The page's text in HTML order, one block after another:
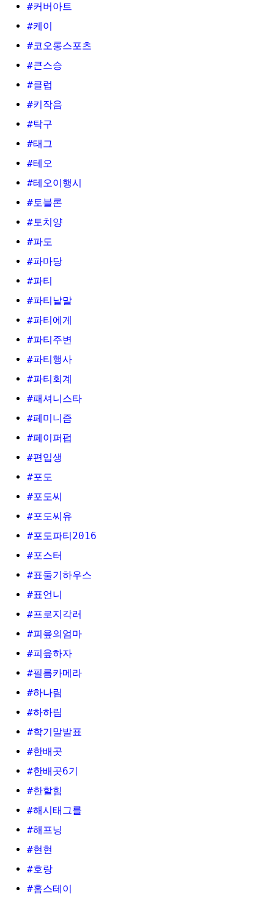
#커버아트
#케이
#코오롱스포츠
#큰스승
#클럽
#키작음
#탁구
#태그
#테오
#테오이행시
#토블론
#토치양
#파도
#파마당
#파티
#파티낱말
#파티에게
#파티주변
#파티행사
#파티회계
#패셔니스타
#페미니즘
#페이퍼펍
#편입생
#포도
#포도씨
#포도씨유
#포도파티2016
#포스터
#표둘기하우스
#표언니
#프로지각러
#피읖의엄마
#피읖하자
#필름카메라
#하나림
#하하림
#학기말발표
#한배곳
#한배곳6기
#한할힘
#해시태그를
#해프닝
#현현
#호랑
#홈스테이